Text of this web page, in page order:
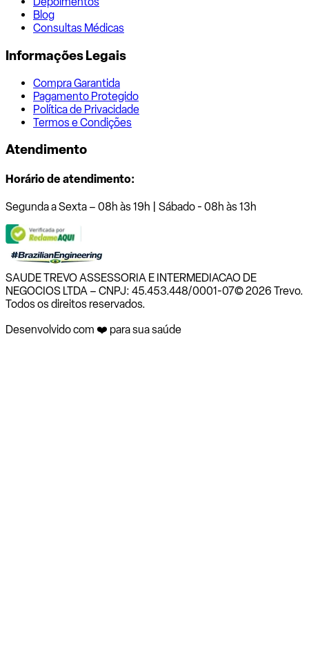
Blog
Consultas Médicas
Informações Legais
Compra Garantida
Pagamento Protegido
Política de Privacidade
Termos e Condições
Atendimento
Horário de atendimento:
Segunda a Sexta – 08h às 19h | Sábado - 08h às 13h
SAUDE TREVO ASSESSORIA E INTERMEDIACAO DE
NEGOCIOS LTDA – CNPJ: 45.453.448/0001-07© 2026 Trevo.
Todos os direitos reservados.
Desenvolvido com ❤️ para sua saúde